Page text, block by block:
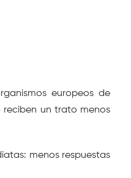
europeos de
reciben un trato menos
menos respuestas